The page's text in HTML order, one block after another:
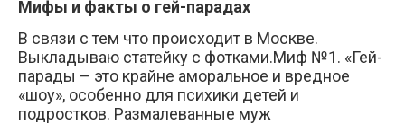
Мифы и факты о гей-парадах
В связи с тем что происходит в Москве.
Выкладываю статейку с фотками.Миф №1. «Гей-
парады – это крайне аморальное и вредное
«шоу», особенно для психики детей и
подростков. Размалеванные муж